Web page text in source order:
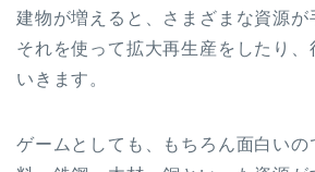
建物が増えると、さまざまな資源が
それを使って拡大再生産をしたり、
いきます。
ゲームとしても、もちろん面白いの